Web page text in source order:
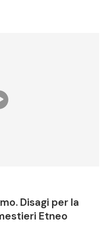
Disagi per la
Etneo